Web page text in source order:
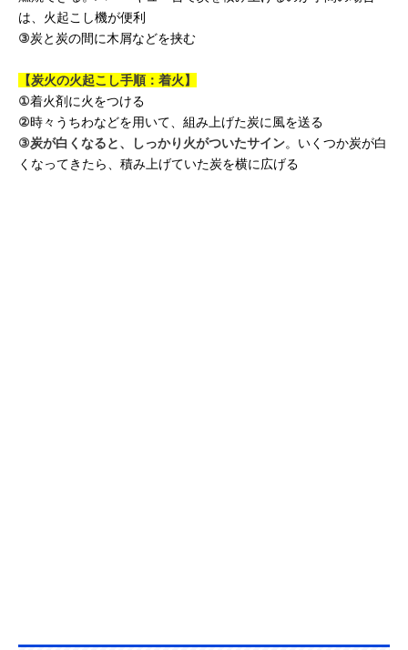
は、火起こし機が便利
③炭と炭の間に木屑などを挟む
【炭火の火起こし手順：着火】
①着火剤に火をつける
②時々うちわなどを用いて、組み上げた炭に風を送る
③炭が白くなると、しっかり火がついたサイン。いくつか炭が白
くなってきたら、積み上げていた炭を横に広げる